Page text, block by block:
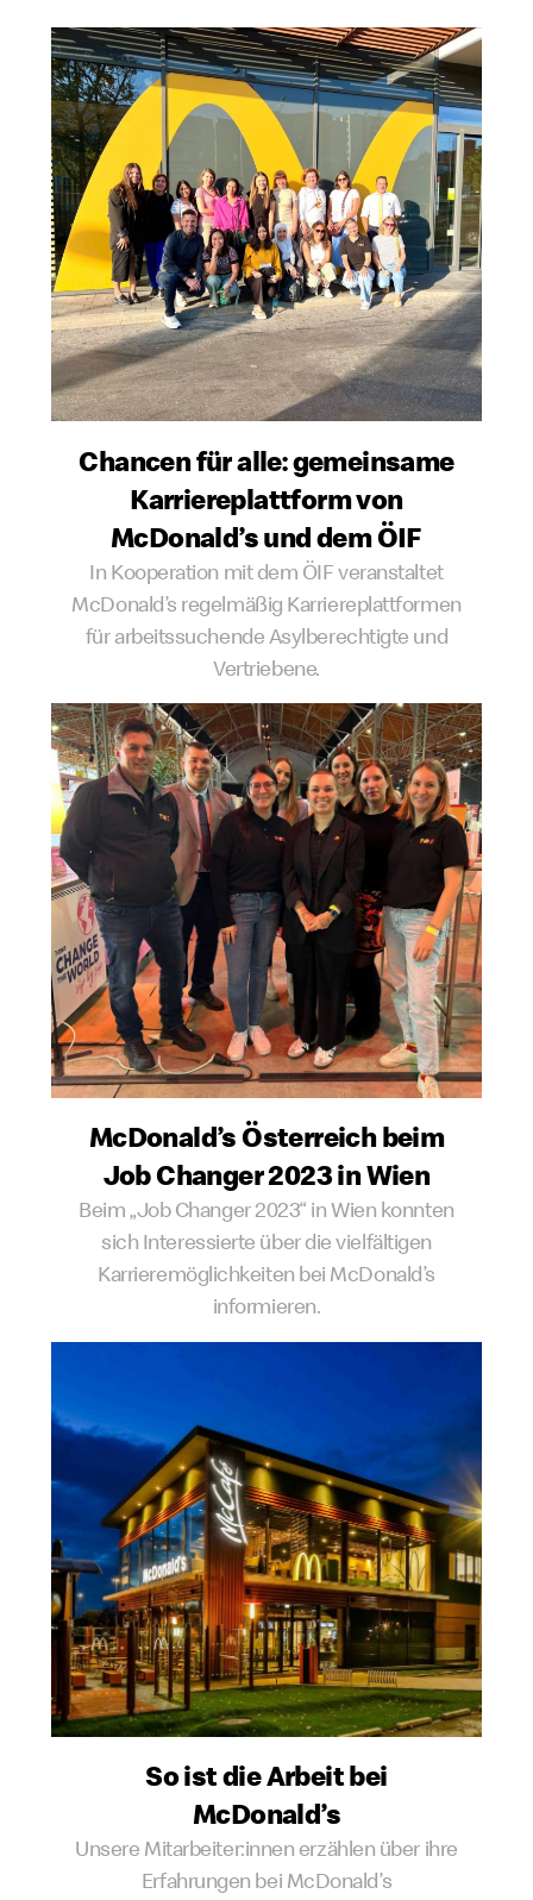
Chancen für alle: gemeinsame
Karriereplattform von
McDonald’s und dem ÖIF
In Kooperation mit dem ÖIF veranstaltet
McDonald’s regelmäßig Karriereplattformen
für arbeitssuchende Asylberechtigte und
Vertriebene.
McDonald’s Österreich beim
Job Changer 2023 in Wien
Beim „Job Changer 2023“ in Wien konnten
sich Interessierte über die vielfältigen
Karrieremöglichkeiten bei McDonald’s
informieren.
So ist die Arbeit bei
McDonald’s
Unsere Mitarbeiter:innen erzählen über ihre
Erfahrungen bei McDonald’s